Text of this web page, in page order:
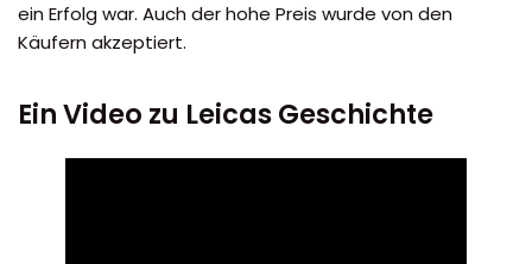
ein Erfolg war. Auch der hohe Preis wurde von den
Käufern akzeptiert.
Ein Video zu Leicas Geschichte